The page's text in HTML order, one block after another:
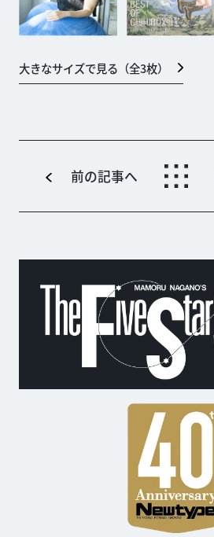
大きなサイズで見る（全3枚）
前の記事へ